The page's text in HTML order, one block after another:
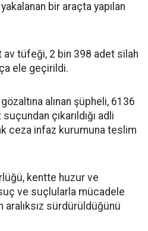
bir araçta yapılan
tüfeği, 2 bin 398 adet silah
ele geçirildi.
alınan şüpheli, 6136
çıkarıldığı adli
ceza infaz kurumuna teslim
kentte huzur ve
ve suçlularla mücadele
aralıksız sürdürüldüğünü